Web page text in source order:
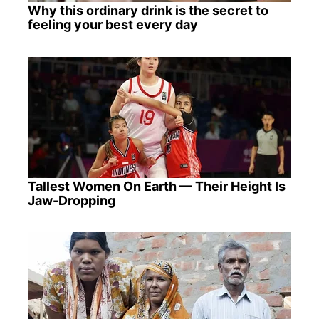
Why this ordinary drink is the secret to
feeling your best every day
Tallest Women On Earth — Their Height Is
Jaw-Dropping